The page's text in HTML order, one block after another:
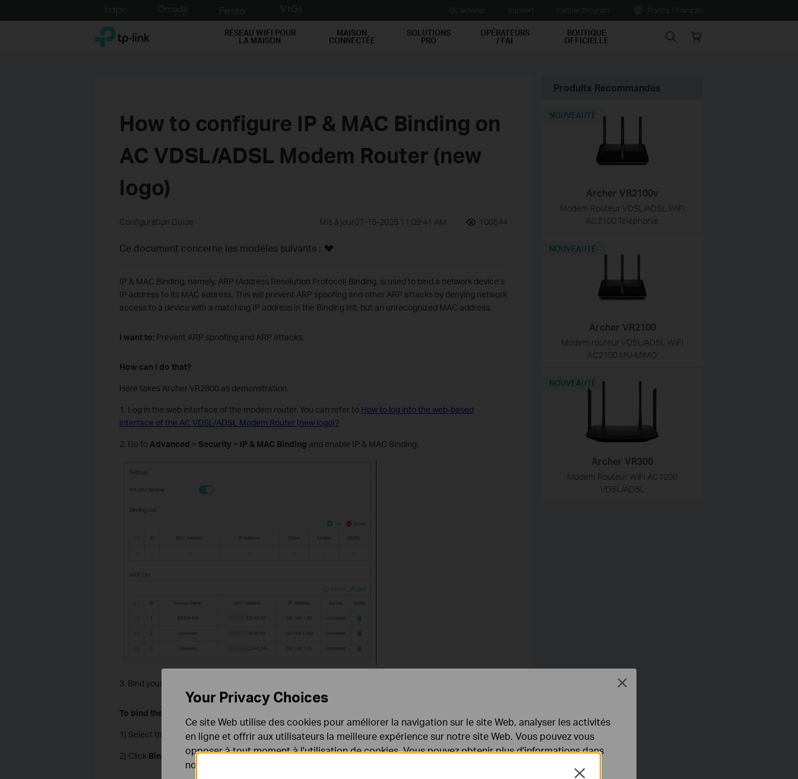
to
TP-Link, Reliably Smart RÉSEAU WIFI POUR
LA MAISON
MAISON
CONNECTÉE
SOLUTIONS
PRO
OPÉRATEURS
/ FAI
BOUTIQUE
OFFICIELLE Search
Online
How to configure IP & MAC Binding on
AC VDSL/ADSL Modem Router (new
logo)
Configuration Guide Mis à jour07-15-2025 11:09:41 AM 100544
Ce document concerne les modèles suivants :
IP & MAC Binding, namely, ARP (Address Resolution Protocol) Binding, is used to bind a network device’s
IP address to its MAC address. This will prevent ARP spoofing and other ARP attacks by denying network
access to a device with a matching IP address in the Binding list, but an unrecognized MAC address.
I want to: Prevent ARP spoofing and ARP attacks.
How can I do that?
Here takes Archer VR2800 as demonstration.
1. Log in the web interface of the modem router. You can refer to How to log into the web-based
interface of the AC VDSL/ADSL Modem Router (new logo)?
2. Go to Advanced > Security> IP & MAC Binding and enable IP & MAC Binding.
3. Bind your device(s) according to your needs.
To bind the connected device(s)
1) Select the device(s) to be bound in theARP List.
2) Click Bind to add to theBinding List.
Produits Recommandés
Archer VR2100v
Modem Routeur VDSL/ADSL WiFi
AC2100 Téléphonie
NOUVEAUTÉ
Archer VR2100
Modem routeur VDSL/ADSL WiFi
AC2100 MU-MIMO
NOUVEAUTÉ
Archer VR300
Modem Routeur WiFi AC1200
VDSL/ADSL
NOUVEAUTÉ
Close
Your Privacy Choices
Ce site Web utilise des cookies pour améliorer la navigation sur le site Web, analyser les activités
en ligne et offrir aux utilisateurs la meilleure expérience sur notre site Web. Vous pouvez vous
opposer à tout moment à l'utilisation de cookies. Vous pouvez obtenir plus d'informations dans
notre
Close